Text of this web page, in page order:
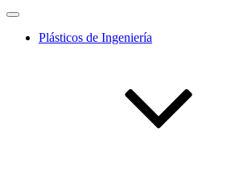
Plásticos de Ingeniería